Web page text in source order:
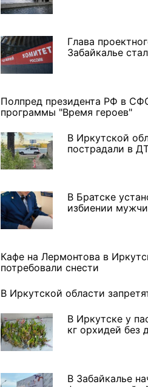
Глава
Забайкалье
Полпред президента РФ в
программы "Время героев"
В Иркутской
пострадали в
В Братске
избиении
Кафе на Лермонтова в
потребовали снести
В Иркутской области
В Иркутске у
кг орхидей без
В Забайкалье